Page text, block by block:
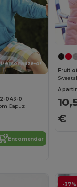
Personalize-o!
043-0
Capuz
Encomendar
Fruit
A
€
-37%